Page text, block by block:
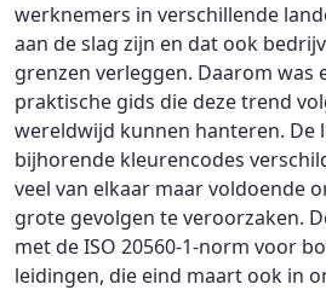
werknemers in verschillende
aan de slag zijn en dat ook
grenzen verleggen. Daarom was
praktische gids die deze trend
wereldwijd kunnen hanteren. De
bijhorende kleurencodes
veel van elkaar maar voldoende
grote gevolgen te veroorzaken.
met de ISO 20560-1-norm voor
leidingen, die eind maart ook in